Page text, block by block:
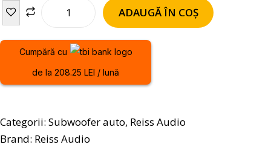
ADAUGĂ ÎN COȘ
Cumpără cu
de la 208.25 LEI / lună
Categorii: Subwoofer auto, Reiss Audio
Brand: Reiss Audio